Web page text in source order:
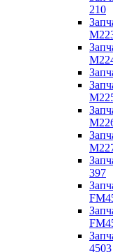
210
397
4503